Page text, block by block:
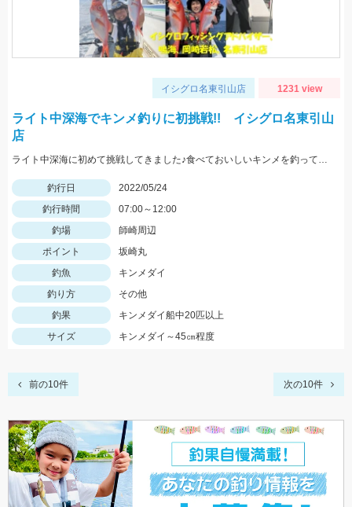
イシグロ名東引山店 1231 view
ライト中深海でキンメ釣りに初挑戦!! イシグロ名東引山
店
ライト中深海に初めて挑戦してきました♪食べておいしいキンメを釣ってみてはいかがでしょうか？ 水深300～400ｍで仕掛けは5～8本針のライト中深海用胴突き仕掛けに250号のオモリを使用しました
釣行日
2022/05/24
釣行時間
07:00～12:00
釣場
師崎周辺
ポイント
坂崎丸
釣魚
キンメダイ
釣り方
その他
釣果
キンメダイ船中20匹以上
サイズ
キンメダイ～45㎝程度
前の10件 次の10件